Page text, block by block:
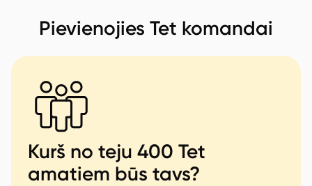
Pievienojies Tet komandai
Kurš no teju 400 Tet
amatiem būs tavs?